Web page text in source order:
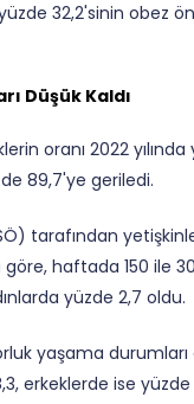
32,2'sinin obez
Düşük Kaldı
oranı 2022
89,7'ye geriledi.
tarafından
haftada 150 ile
yüzde 2,7 oldu.
yaşama
erkeklerde ise yüzde